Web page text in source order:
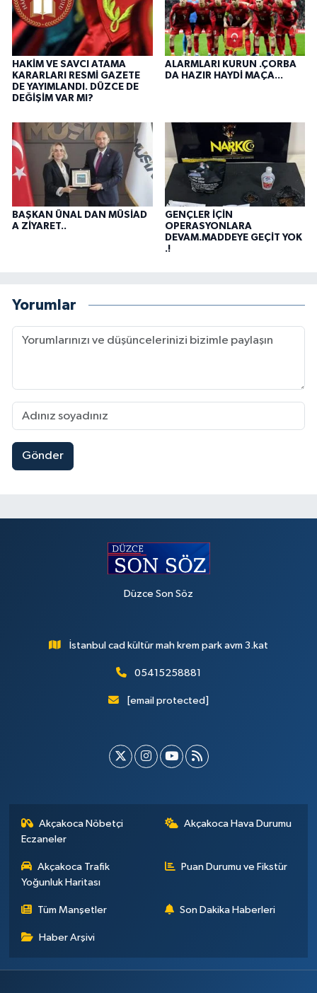
HAKİM VE SAVCI ATAMA
KARARLARI RESMİ GAZETE
DE YAYIMLANDI. DÜZCE DE
DEĞİŞİM VAR MI?
ALARMLARI KURUN .ÇORBA
DA HAZIR HAYDİ MAÇA...
BAŞKAN ÜNAL DAN MÜSİAD
A ZİYARET..
GENÇLER İÇİN
OPERASYONLARA
DEVAM.MADDEYE GEÇİT YOK
.!
Yorumlar
Gönder
Düzce Son Söz
İstanbul cad kültür mah krem park avm 3.kat
05415258881
[email protected]
Akçakoca Nöbetçi
Eczaneler
Akçakoca Hava Durumu
Akçakoca Trafik
Yoğunluk Haritası
Puan Durumu ve Fikstür
Tüm Manşetler Son Dakika Haberleri
Haber Arşivi